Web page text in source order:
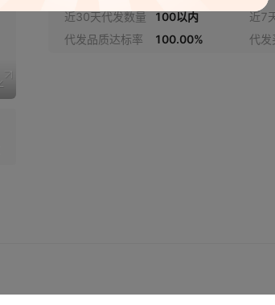
近30天代发数量 100以内 近7
代发品质达标率
100.00% 代发